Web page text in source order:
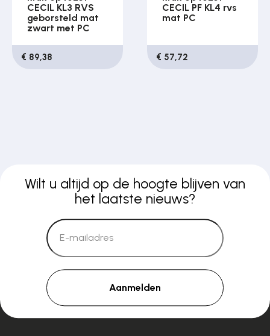
CECIL KL3 RVS
geborsteld mat
zwart met PC
€ 89,38
CECIL PF KL4 rvs
mat PC
€ 57,72
Wilt u altijd op de hoogte blijven van
het laatste nieuws?
Aanmelden